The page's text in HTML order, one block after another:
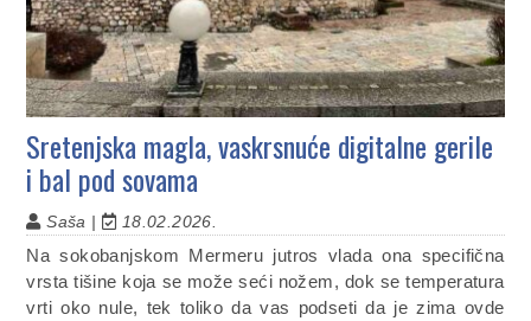
Sretenjska magla, vaskrsnuće digitalne gerile
i bal pod sovama
Saša | 18.02.2026.
Na sokobanjskom Mermeru jutros vlada ona specifična
vrsta tišine koja se može seći nožem, dok se temperatura
vrti oko nule, tek toliko da vas podseti da je zima ovde